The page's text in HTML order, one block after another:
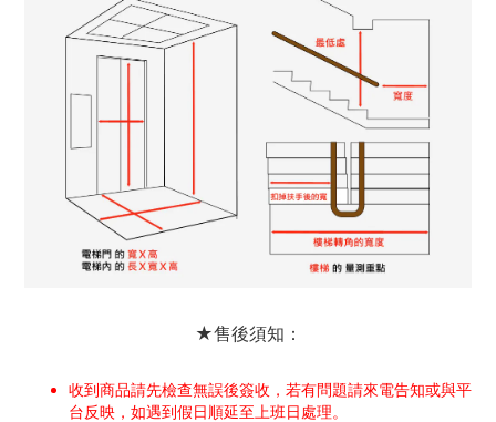
★售後須知：
收到商品請先檢查無誤後簽收，若有問題請來電告知或與平
台反映，如遇到假日順延至上班日處理。